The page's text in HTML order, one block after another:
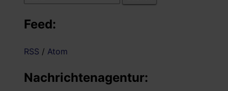
Feed:
RSS / Atom
Nachrichtenagentur: